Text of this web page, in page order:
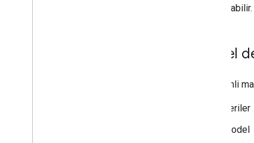
uygulanabilir.
Temel
Gözetimli
Veriler
Model